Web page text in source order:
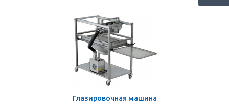
Глазировочная машина